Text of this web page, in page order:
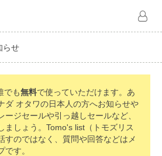
らせ
でも無料で使っていただけます。あ
ダ オタワの日本人の方へお知らせや
ージセールや引っ越しセールなど、
ましょう。Tomo's list（トモズリス
すのではなく、質問や回答などはメ
す。